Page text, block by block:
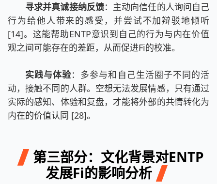
寻求并真诚接纳反馈：主动向信任的人询问自己
行为给他人带来的感受，并尝试不加辩驳地倾听
[14]。这能帮助ENTP意识到自己的行为与内在价值
观之间可能存在的差距，从而促进Fi的校准。
实践与体验：多参与和自己生活圈子不同的活
动，接触不同的人群。空想无法发展情感，只有通过
实际的感知、体验和复盘，才能将外部的共情转化为
内在的价值认同 [28]。
第三部分：文化背景对ENTP
发展Fi的影响分析